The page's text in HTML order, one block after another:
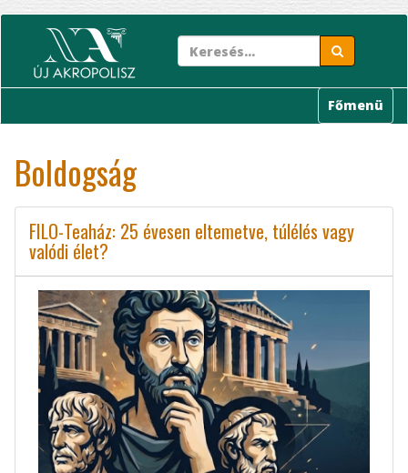
tartalomra
Főmenü
Boldogság
FILO-Teaház: 25 évesen eltemetve, túlélés vagy
valódi élet?